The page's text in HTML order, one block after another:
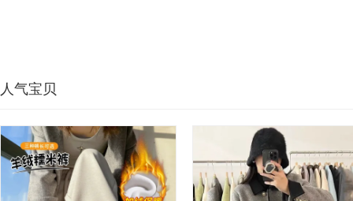
人气宝贝